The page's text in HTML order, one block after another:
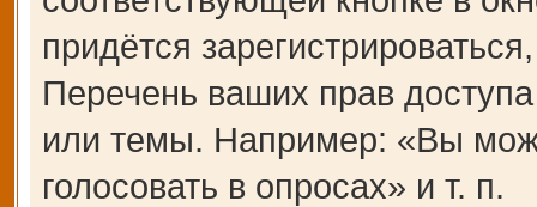
придётся
Перечень ваших прав
или темы. Например: «Вы
голосовать в опросах» и т. п.